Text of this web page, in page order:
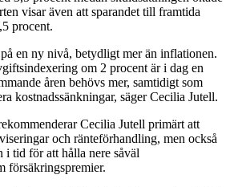
visar även att sparandet till framtida
procent.
en ny nivå, betydligt mer än inflationen.
om 2 procent är i dag en
åren behövs mer, samtidigt som
kostnadssänkningar, säger Cecilia Jutell.
Cecilia Jutell primärt att
och ränteförhandling, men också
i tid för att hålla nere såväl
försäkringspremier.